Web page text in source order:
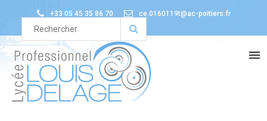
+33 05 45 35 86 70 ce.0160119t@ac-poitiers.fr